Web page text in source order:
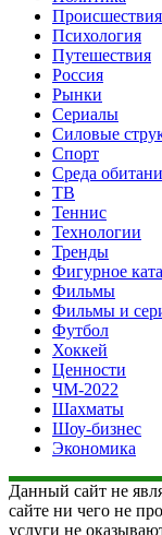
Происшествия
Психология
Путешествия
Россия
Рынки
Сериалы
Силовые
Спорт
Среда
ТВ
Теннис
Технологии
Тренды
Фигурное
Фильмы
Фильмы и
Футбол
Хоккей
Ценности
ЧМ-2022
Шахматы
Шоу-бизнес
Экономика
Данный сайт не
сайте ни чего не
услуги не